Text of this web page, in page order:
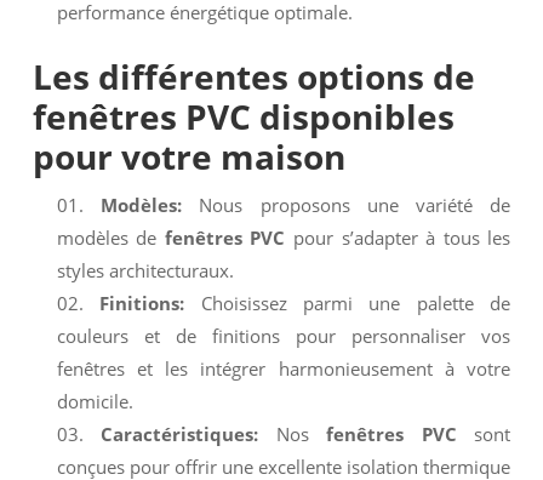
performance énergétique optimale.
Les différentes options de
fenêtres PVC disponibles
pour votre maison
Modèles: Nous proposons une variété de
modèles de fenêtres PVC pour s’adapter à tous les
styles architecturaux.
Finitions: Choisissez parmi une palette de
couleurs et de finitions pour personnaliser vos
fenêtres et les intégrer harmonieusement à votre
domicile.
Caractéristiques: Nosfenêtres PVC sont
conçues pour offrir une excellente isolation thermique